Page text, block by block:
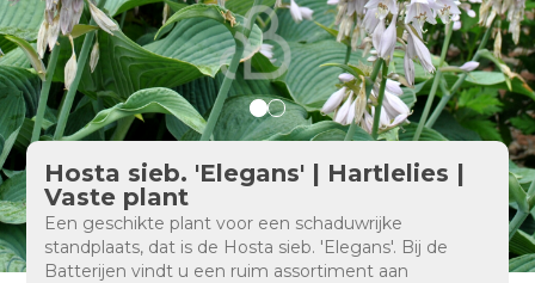
Hosta sieb. 'Elegans' | Hartlelies |
Vaste plant
Een geschikte plant voor een schaduwrijke
standplaats, dat is de Hosta sieb. 'Elegans'. Bij de
Batterijen vindt u een ruim assortiment aan